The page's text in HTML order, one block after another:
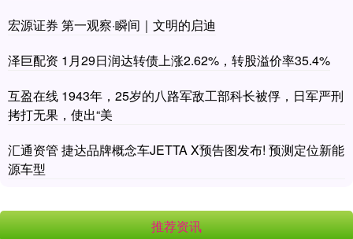
宏源证券 第一观察·瞬间｜文明的启迪
泽巨配资 1月29日润达转债上涨2.62%，转股溢价率35.4%
互盈在线 1943年，25岁的八路军敌工部科长被俘，日军严刑
拷打无果，使出“美
汇通资管 捷达品牌概念车JETTA X预告图发布! 预测定位新能
源车型
推荐资讯